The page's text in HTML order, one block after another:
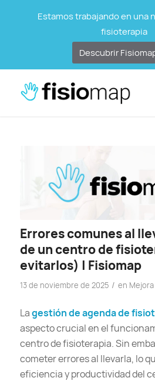
Errores comunes al
de un centro de
evitarlos) | Fisiomap
13 de noviembre de 2025 / en
Lagestión de agenda de
aspecto crucial en el
centro de fisioterapia. Sin
cometer errores al llevarla, lo
eficiencia y productividad del
Estamos trabajando en una
fisioterapia
Descubrir